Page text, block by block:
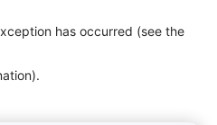
has occurred (see the
.